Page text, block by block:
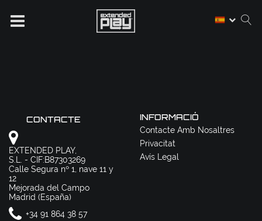
CONTACTE
EXTENDED PLAY,
S.L. - CIF:B87303269
Calle Segura nº 1, nave 11 y
12
Mejorada del Campo
Madrid (España)
+34 91 864 38 57
INFORMACIÓ
Contacte Amb Nosaltres
Privacitat
Avís Legal